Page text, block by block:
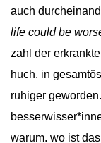
auch
life could be
zahl der
huch. in
ruhiger
warum. wo ist